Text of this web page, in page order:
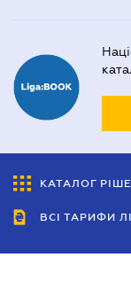
КАТАЛОГ
ВСІ ТАРИФИ